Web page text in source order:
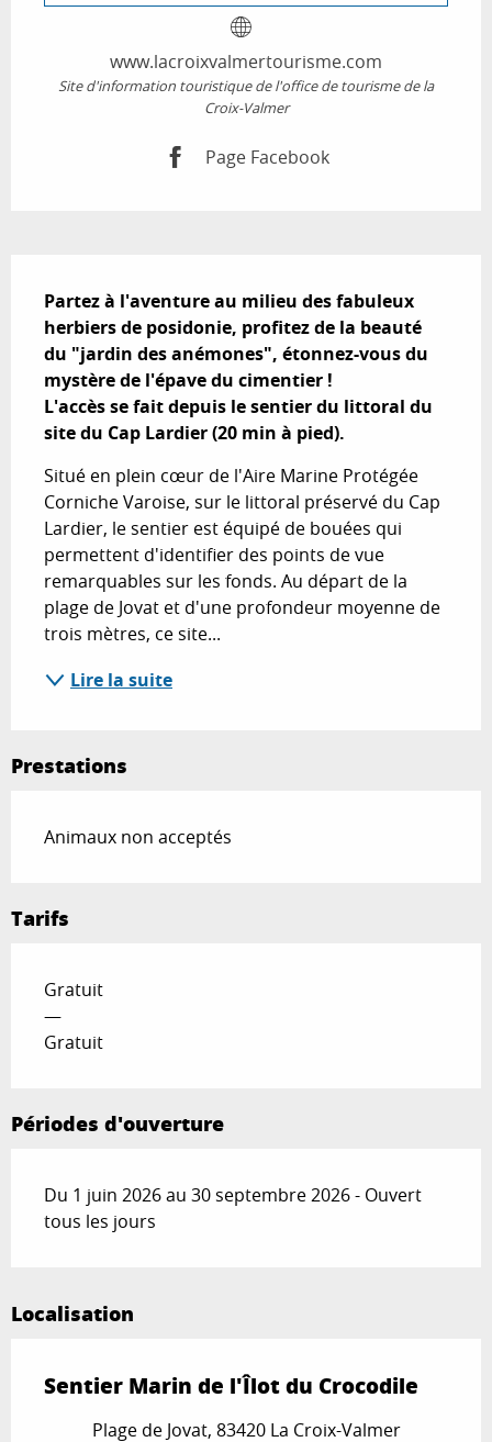
www.lacroixvalmertourisme.com
Site d'information touristique de l'office de tourisme de la
Croix-Valmer
Page Facebook
Partez à l'aventure au milieu des fabuleux
herbiers de posidonie, profitez de la beauté
du "jardin des anémones", étonnez-vous du
mystère de l'épave du cimentier !
L'accès se fait depuis le sentier du littoral du
site du Cap Lardier (20 min à pied).
Situé en plein cœur de l'Aire Marine Protégée
Corniche Varoise, sur le littoral préservé du Cap
Lardier, le sentier est équipé de bouées qui
permettent d'identifier des points de vue
remarquables sur les fonds. Au départ de la
plage de Jovat et d'une profondeur moyenne de
trois mètres, ce site...
Lire la suite
Prestations
Animaux non acceptés
Tarifs
Gratuit
—
Gratuit
Périodes d'ouverture
Du 1 juin 2026 au 30 septembre 2026 - Ouvert
tous les jours
Localisation
Sentier Marin de l'Îlot du Crocodile
Plage de Jovat, 83420 La Croix-Valmer